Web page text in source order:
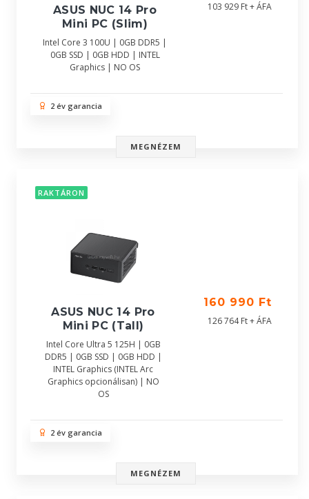
ASUS NUC 14 Pro
Mini PC (Slim)
Intel Core 3 100U | 0GB DDR5 |
0GB SSD | 0GB HDD | INTEL
Graphics | NO OS
103 929 Ft + ÁFA
2 év garancia
MEGNÉZEM
RAKTÁRON
ASUS NUC 14 Pro
Mini PC (Tall)
Intel Core Ultra 5 125H | 0GB
DDR5 | 0GB SSD | 0GB HDD |
INTEL Graphics (INTEL Arc
Graphics opcionálisan) | NO
OS
160 990 Ft
126 764 Ft + ÁFA
2 év garancia
MEGNÉZEM